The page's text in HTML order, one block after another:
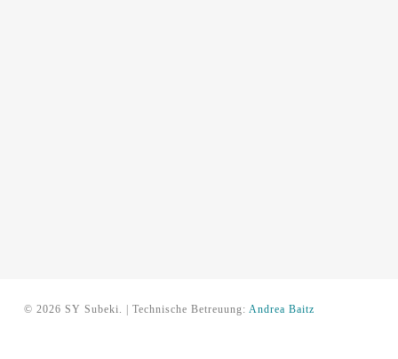
© 2026 SY Subeki. | Technische Betreuung: Andrea Baitz